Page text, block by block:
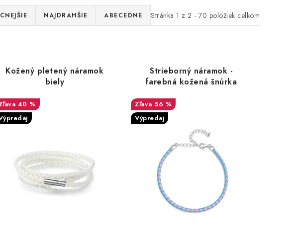
Stránka 1 z 2 - 70 položiek celkom
NAJDRAHŠIE ABECEDNE
Kožený pletený náramok
biely
40 %
Strieborný náramok -
farebná kožená šnúrka
56 %
Výpredaj